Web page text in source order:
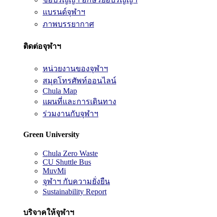
แบรนด์จุฬาฯ
ภาพบรรยากาศ
ติดต่อจุฬาฯ
หน่วยงานของจุฬาฯ
สมุดโทรศัพท์ออนไลน์
Chula Map
แผนที่และการเดินทาง
ร่วมงานกับจุฬาฯ
Green University
Chula Zero Waste
CU Shuttle Bus
MuvMi
จุฬาฯ กับความยั่งยืน
Sustainability Report
บริจาคให้จุฬาฯ